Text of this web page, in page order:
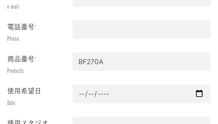
e-mail
電話番号*
Phone
商品番号*
Products
使用希望日
Date